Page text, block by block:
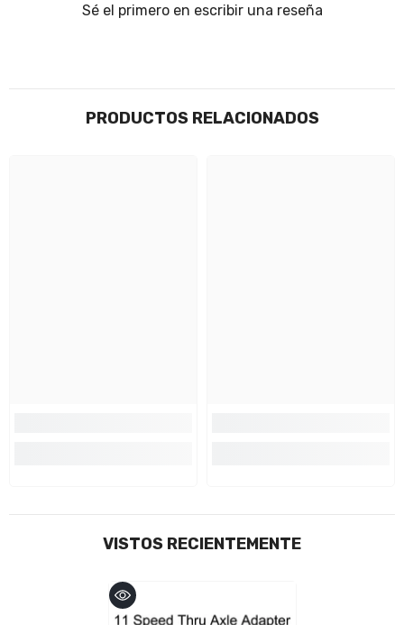
Sé el primero en escribir una reseña
PRODUCTOS RELACIONADOS
VISTOS RECIENTEMENTE